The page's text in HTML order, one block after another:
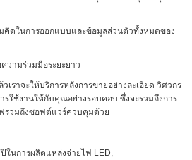
คิดในการออกแบบและข้อมูลส่วนตัวทั้งหมดของ
วามร่วมมือระยะยาว
าจะให้บริการหลังการขายอย่างละเอียด วิศวกร
รใช้งานให้กับคุณอย่างรอบคอบ ซึ่งจะรวมถึงการ
รวมถึงซอฟต์แวร์ควบคุมด้วย
ในการผลิตแหล่งจ่ายไฟ LED,